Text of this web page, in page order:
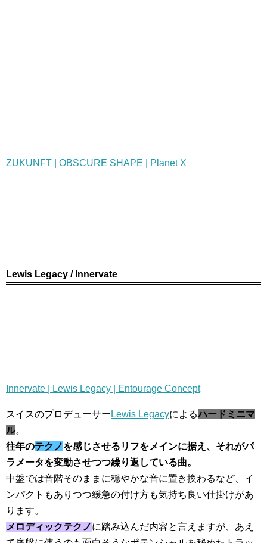
ZUKUNFT | OBSCURE SHAPE | Planet X
Lewis Legacy / Innervate
Innervate | Lewis Legacy | Entourage Concept
スイスのプロデューサー Lewis Legacyによるハードミニマ
ル。
往年のテクノを感じさせるリフをメインに据え、それがパ
ラメータを変動させつつ繰り返している曲。
中盤では音階そのままに穏やかな音に置き換わるなど、イ
ンパクトもありつつ緩急の付け方も気持ち良い仕掛けがあ
ります。
メロディックテクノに踏み込んだ内容と言えますが、あえ